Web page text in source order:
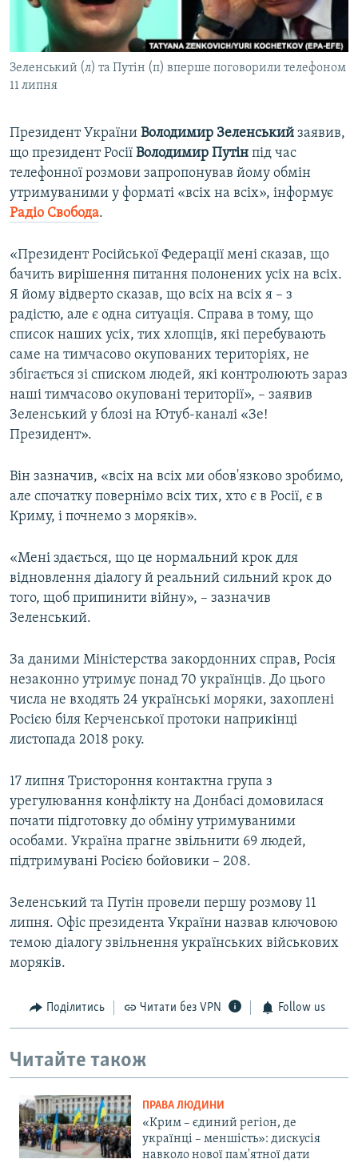
ВІДЕОУРОКИ «ELIFBE»
СВІДЧЕННЯ ОКУПАЦІЇ
УКРАЇНСЬКА ПРОБЛЕМА КРИМУ
Русский
Qırımtatar
Усі сайти RFE/RL
Зеленський (л) та Путін (п) вперше поговорили телефоном
11 липня
Президент України Володимир Зеленський заявив,
що президент Росії Володимир Путін під час
телефонної розмови запропонував йому обмін
утримуваними у форматі «всіх на всіх», інформує
Радіо Свобода.
«Президент Російської Федерації мені сказав, що
бачить вирішення питання полонених усіх на всіх.
Я йому відверто сказав, що всіх на всіх я – з
радістю, але є одна ситуація. Справа в тому, що
список наших усіх, тих хлопців, які перебувають
саме на тимчасово окупованих територіях, не
збігається зі списком людей, які контролюють зараз
наші тимчасово окуповані території», – заявив
Зеленський у блозі на Ютуб-каналі «Зе!
Президент».
Він зазначив, «всіх на всіх ми обов'язково зробимо,
але спочатку повернімо всіх тих, хто є в Росії, є в
Криму, і почнемо з моряків».
«Мені здається, що це нормальний крок для
відновлення діалогу й реальний сильний крок до
того, щоб припинити війну», – зазначив
Зеленський.
За даними Міністерства закордонних справ, Росія
незаконно утримує понад 70 українців. До цього
числа не входять 24 українські моряки, захоплені
Росією біля Керченської протоки наприкінці
листопада 2018 року.
17 липня Тристороння контактна група з
урегулювання конфлікту на Донбасі домовилася
почати підготовку до обміну утримуваними
особами. Україна прагне звільнити 69 людей,
підтримувані Росією бойовики – 208.
Зеленський та Путін провели першу розмову 11
липня. Офіс президента України назвав ключовою
темою діалогу звільнення українських військових
моряків.
Поділитись Читати без VPN Follow us
Читайте також
ПРАВА ЛЮДИНИ
«Крим – єдиний регіон, де
українці – меншість»: дискусія
навколо нової пам'ятної дати